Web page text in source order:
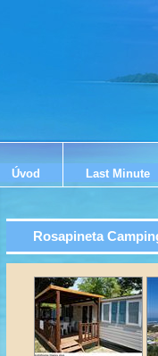
Úvod Last Minute
Rosapineta